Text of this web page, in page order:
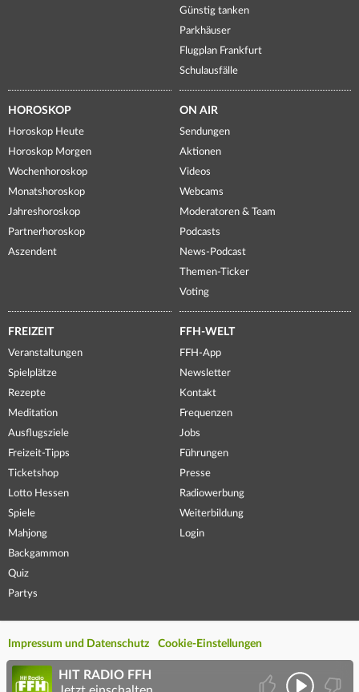
Günstig tanken
Parkhäuser
Flugplan Frankfurt
Schulausfälle
HOROSKOP
Horoskop Heute
Horoskop Morgen
Wochenhoroskop
Monatshoroskop
Jahreshoroskop
Partnerhoroskop
Aszendent
ON AIR
Sendungen
Aktionen
Videos
Webcams
Moderatoren & Team
Podcasts
News-Podcast
Themen-Ticker
Voting
FREIZEIT
Veranstaltungen
Spielplätze
Rezepte
Meditation
Ausflugsziele
Freizeit-Tipps
Ticketshop
Lotto Hessen
Spiele
Mahjong
Backgammon
Quiz
Partys
FFH-WELT
FFH-App
Newsletter
Kontakt
Frequenzen
Jobs
Führungen
Presse
Radiowerbung
Weiterbildung
Login
Impressum und Datenschutz Cookie-Einstellungen
HIT RADIO FFH